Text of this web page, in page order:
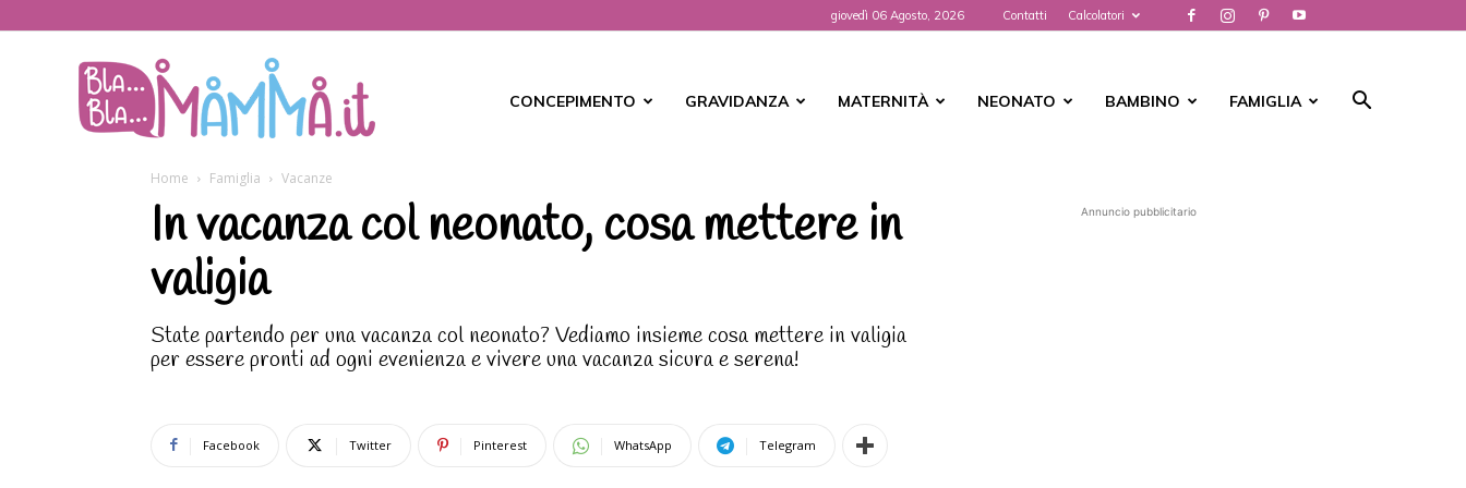
giovedì 06 Agosto, 2026 Contatti Calcolatori
CONCEPIMENTO GRAVIDANZA MATERNITÀ NEONATO BAMBINO FAMIGLIA
Home Famiglia Vacanze
In vacanza col neonato, cosa mettere in
valigia
State partendo per una vacanza col neonato? Vediamo insieme cosa mettere in valigia
per essere pronti ad ogni evenienza e vivere una vacanza sicura e serena!
Facebook Twitter Pinterest WhatsApp Telegram
Annuncio pubblicitario